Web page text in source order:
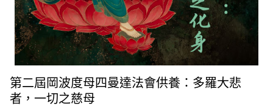
第二屆岡波度母四曼達法會供養：多羅大悲
者，一切之慈母